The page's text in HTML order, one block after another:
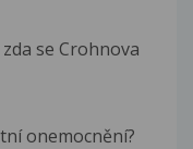
se Crohnova
onemocnění?